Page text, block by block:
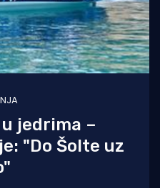
jedrima –
"Do Šolte uz